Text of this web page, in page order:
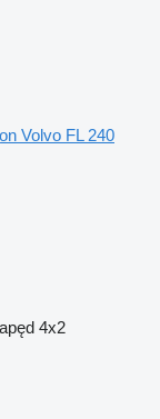
Volvo FL 240
4x2